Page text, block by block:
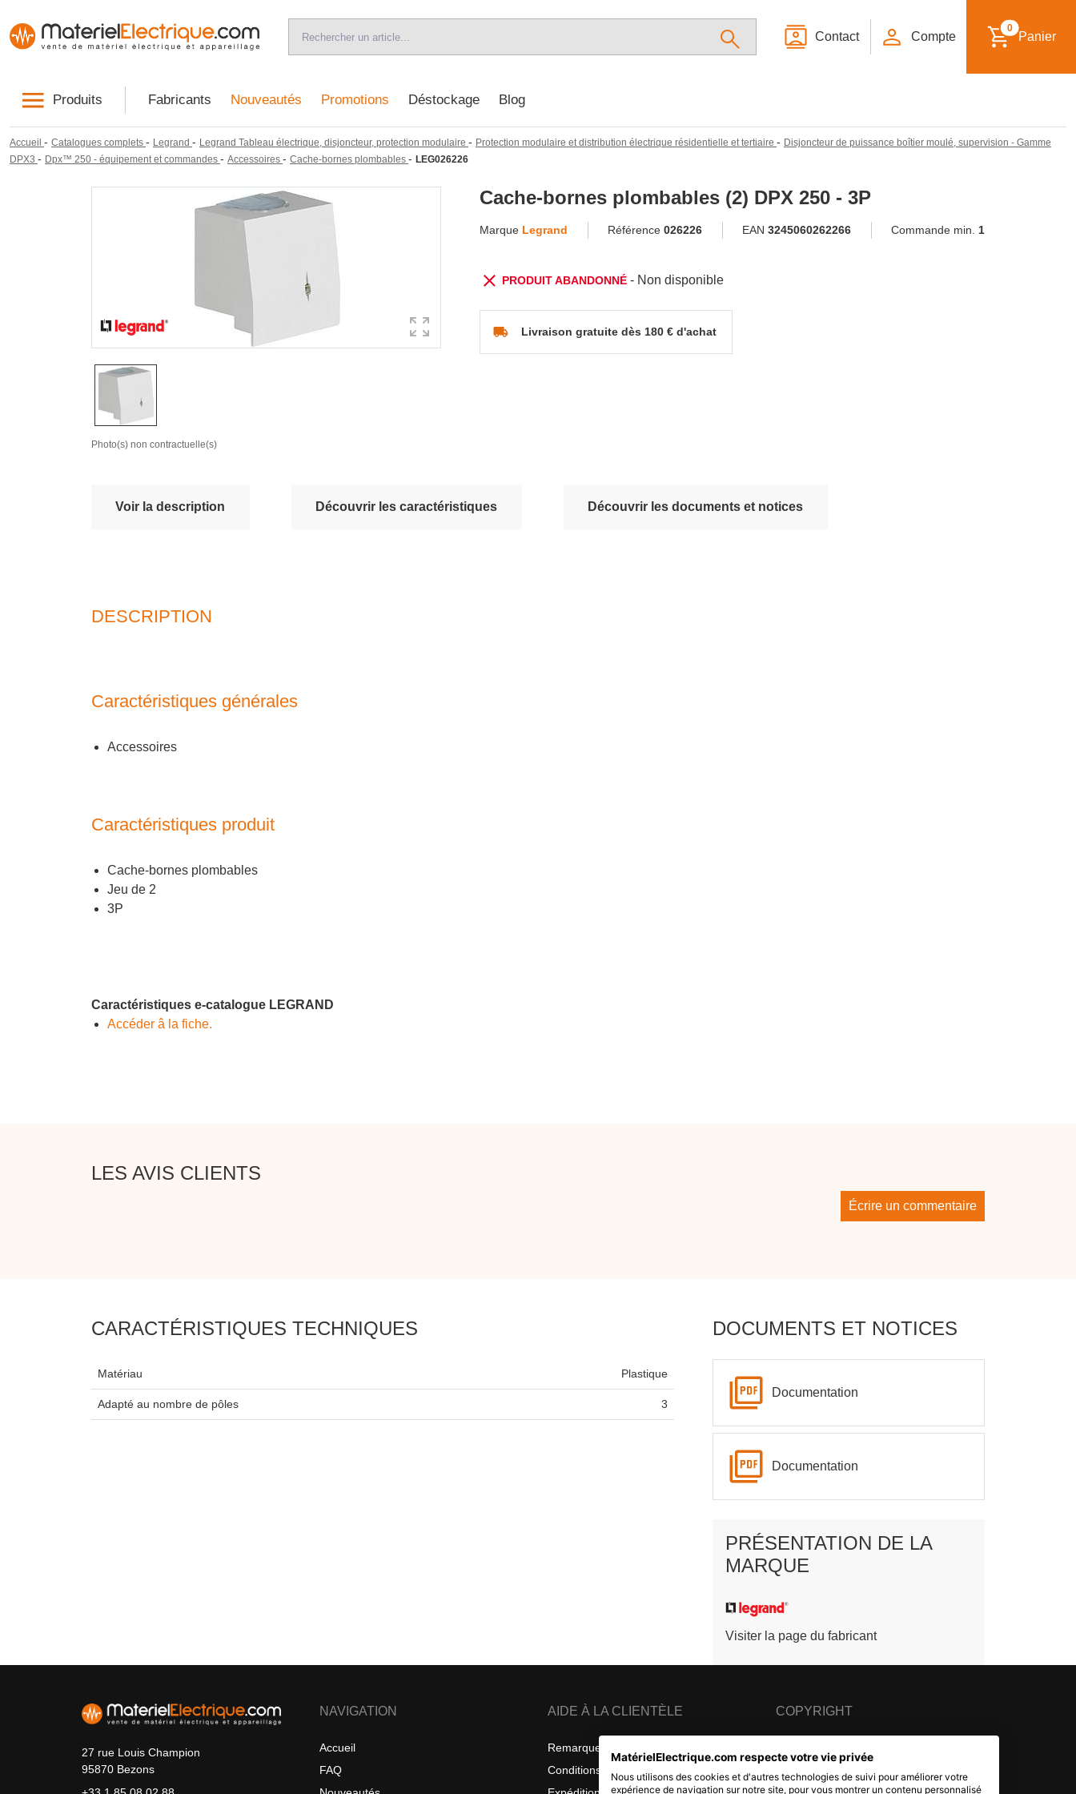
Contact Compte
0
Panier
Produits Fabricants Nouveautés Promotions Déstockage Blog
Accueil - Catalogues complets - Legrand - Legrand Tableau électrique, disjoncteur, protection modulaire - Protection modulaire et distribution électrique résidentielle et tertiaire - Disjoncteur de puissance boîtier moulé, supervision - Gamme
DPX3 - Dpx™ 250 - équipement et commandes - Accessoires - Cache-bornes plombables - LEG026226
Photo(s) non contractuelle(s)
Cache-bornes plombables (2) DPX 250 - 3P
Marque Legrand Référence 026226 EAN 3245060262266 Commande min. 1
PRODUIT ABANDONNÉ- Non disponible
Livraison gratuite dès 180 € d'achat
Voir la description Découvrir les caractéristiques Découvrir les documents et notices
DESCRIPTION
Caractéristiques générales
Accessoires
Caractéristiques produit
Cache-bornes plombables
Jeu de 2
3P
Caractéristiques e-catalogue LEGRAND
Accéder â la fiche.
LES AVIS CLIENTS
Écrire un commentaire
CARACTÉRISTIQUES TECHNIQUES
Matériau Plastique
Adapté au nombre de pôles 3
DOCUMENTS ET NOTICES
Documentation
Documentation
PRÉSENTATION DE LA
MARQUE
Visiter la page du fabricant
27 rue Louis Champion
95870 Bezons
NAVIGATION
Accueil
FAQ
AIDE À LA CLIENTÈLE
Remarques sur la confidentialité
Conditions générales de vente
COPYRIGHT
SAS au capital de 20 000 EUR
RCS Pontoise 484.801.741
MatérielElectrique.com respecte votre vie privée
Nous utilisons des cookies et d'autres technologies de suivi pour améliorer votre
expérience de navigation sur notre site, pour vous montrer un contenu personnalisé